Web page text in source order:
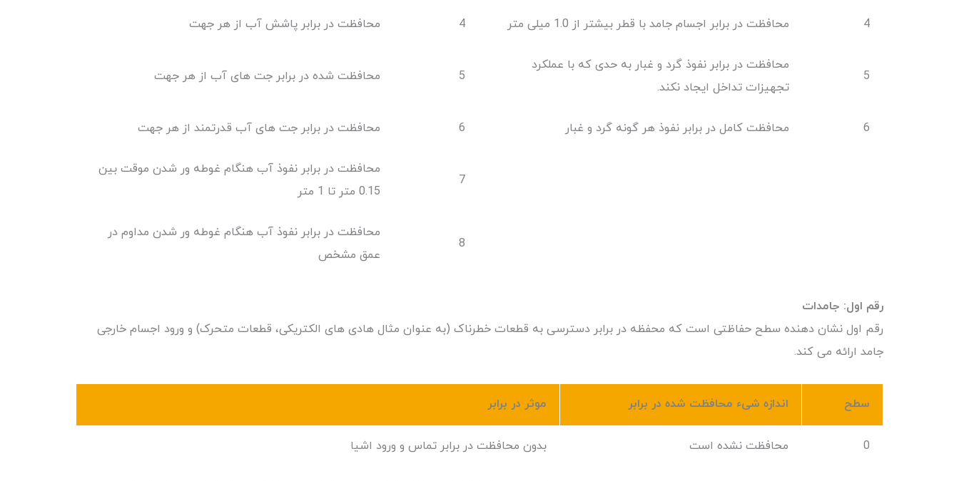
4 محافظت در برابر اجسام جامد با قطر بیشتر از 1.0 میلی متر 4 محافظت در برابر پاشش آب از هر جهت
5
محافظت در برابر نفوذ گرد و غبار به حدی که با عملکرد
تجهیزات تداخل ایجاد نکند.
5 محافظت شده در برابر جت های آب از هر جهت
6 محافظت کامل در برابر نفوذ هر گونه گرد و غبار 6 محافظت در برابر جت های آب قدرتمند از هر جهت
7
محافظت در برابر نفوذ آب هنگام غوطه ور شدن موقت بین
0.15 متر تا 1 متر
8
محافظت در برابر نفوذ آب هنگام غوطه ور شدن مداوم در
عمق مشخص
رقم اول: جامدات
رقم اول نشان دهنده سطح حفاظتی است که محفظه در برابر دسترسی به قطعات خطرناک (به عنوان مثال هادی های الکتریکی، قطعات متحرک) و ورود اجسام خارجی
جامد ارائه می کند.
سطح اندازه شیء محافظت شده در برابر موثر در برابر
0 محافظت نشده است بدون محافظت در برابر تماس و ورود اشیا